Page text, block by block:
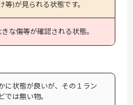
等)が見られる状態です。
な傷等が確認される状態。
に状態が良いが、その１ラン
では無い物。